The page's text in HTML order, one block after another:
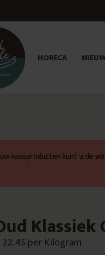
HORECA
kaasproducten kunt u de
Klassiek
per Kilogram